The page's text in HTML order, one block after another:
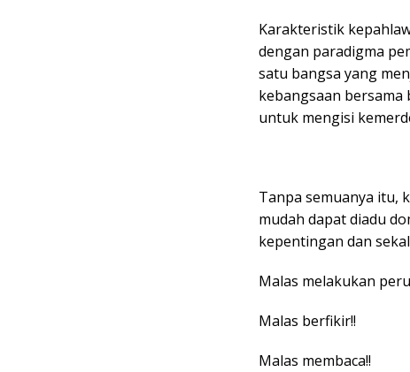
Karakteristik
dengan paradigma
satu bangsa yang
kebangsaan bersama
untuk mengisi
Tanpa semuanya itu,
mudah dapat diadu
kepentingan dan
Malas melakukan
Malas berfikir!!
Malas membaca!!